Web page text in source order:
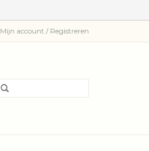
Mijn account / Registreren